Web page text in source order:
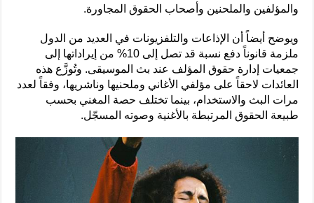
والمؤلفين والملحنين وأصحاب الحقوق المجاورة.
ويوضح أيضاً أن الإذاعات والتلفزيونات في العديد من الدول
ملزمة قانوناً دفع نسبة قد تصل إلى 10% من إيراداتها إلى
جمعيات إدارة حقوق المؤلف عند بث الموسيقى. وتُوزَّع هذه
العائدات لاحقاً على مؤلفي الأغاني وملحنيها وناشريها، وفقاً لعدد
مرات البث والاستخدام، بينما تختلف حصة المغني بحسب
طبيعة الحقوق المرتبطة بالأغنية وصوته المسجّل.